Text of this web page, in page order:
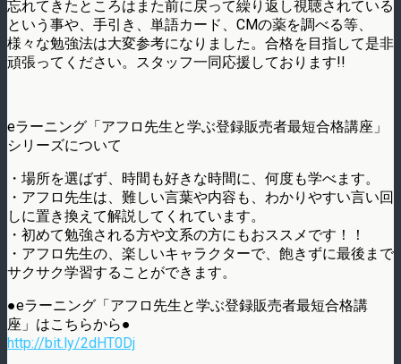
忘れてきたところはまた前に戻って繰り返し視聴されている
という事や、手引き、単語カード、CMの薬を調べる等、
様々な勉強法は大変参考になりました。合格を目指して是非
頑張ってください。スタッフ一同応援しております!!
eラーニング「アフロ先生と学ぶ登録販売者最短合格講座」
シリーズについて
・場所を選ばず、時間も好きな時間に、何度も学べます。
・アフロ先生は、難しい言葉や内容も、わかりやすい言い回
しに置き換えて解説してくれています。
・初めて勉強される方や文系の方にもおススメです！！
・アフロ先生の、楽しいキャラクターで、飽きずに最後まで
サクサク学習することができます。
●eラーニング「アフロ先生と学ぶ登録販売者最短合格講
座」はこちらから●
http://bit.ly/2dHT0Dj